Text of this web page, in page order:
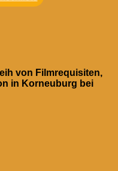
von Filmrequisiten,
in Korneuburg bei